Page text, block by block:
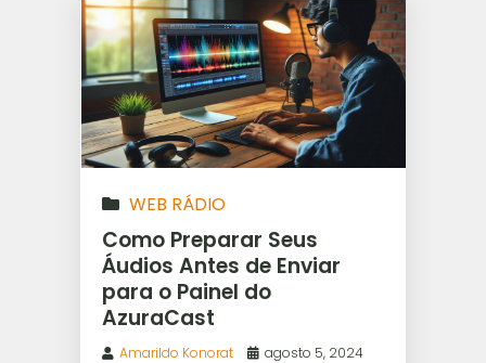
WEB RÁDIO
Como Preparar Seus
Áudios Antes de Enviar
para o Painel do
AzuraCast
Amarildo Konorat
agosto 5, 2024